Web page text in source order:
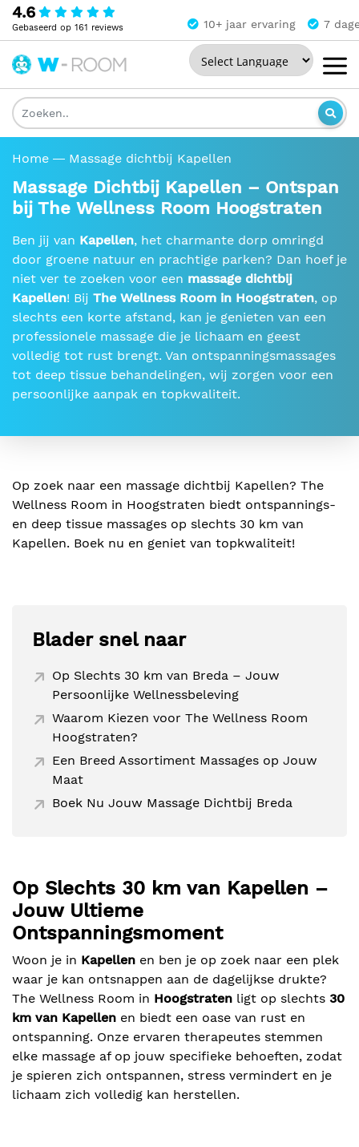
4.6
Gebaseerd op 161 reviews 10+ jaar ervaring 7
Powered by
Wellness
Room
Home Massage dichtbij Kapellen
Massage Dichtbij Kapellen – Ontspan
bij The Wellness Room Hoogstraten
Ben jij van Kapellen, het charmante dorp omringd
door groene natuur en prachtige parken? Dan hoef je
niet ver te zoeken voor een massage dichtbij
Kapellen! Bij The Wellness Room in Hoogstraten, op
slechts een korte afstand, kan je genieten van een
professionele massage die je lichaam en geest
volledig tot rust brengt. Van ontspanningsmassages
tot deep tissue behandelingen, wij zorgen voor een
persoonlijke aanpak en topkwaliteit.
Op zoek naar een massage dichtbij Kapellen? The
Wellness Room in Hoogstraten biedt ontspannings-
en deep tissue massages op slechts 30 km van
Kapellen. Boek nu en geniet van topkwaliteit!
Blader snel naar
Op Slechts 30 km van Breda – Jouw
Persoonlijke Wellnessbeleving
Waarom Kiezen voor The Wellness Room
Hoogstraten?
Een Breed Assortiment Massages op Jouw
Maat
Boek Nu Jouw Massage Dichtbij Breda
Op Slechts 30 km van Kapellen –
Jouw Ultieme
Ontspanningsmoment
Woon je in Kapellen en ben je op zoek naar een plek
waar je kan ontsnappen aan de dagelijkse drukte?
The Wellness Room in Hoogstraten ligt op slechts 30
km van Kapellen en biedt een oase van rust en
ontspanning. Onze ervaren therapeutes stemmen
elke massage af op jouw specifieke behoeften, zodat
je spieren zich ontspannen, stress vermindert en je
lichaam zich volledig kan herstellen.